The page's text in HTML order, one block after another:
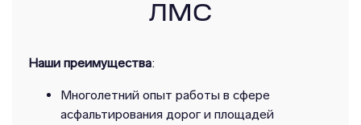
ЛМС
Наши преимущества:
Многолетний опыт работы в сфере
асфальтирования дорог и площадей